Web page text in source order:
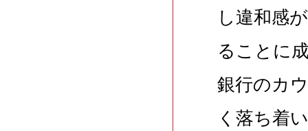
し違和感
ることに
銀行のカ
く落ち着